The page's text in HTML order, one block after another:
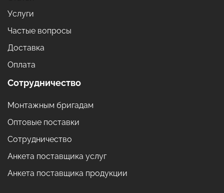
Услуги
Частые вопросы
Доставка
Оплата
Сотрудничество
Монтажным бригадам
Оптовые поставки
Сотрудничество
Анкета поставщика услуг
Анкета поставщика продукции